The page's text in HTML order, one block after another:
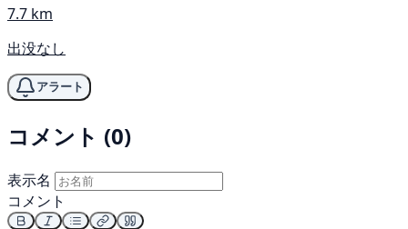
7.7 km
出没なし
アラート
コメント (0)
表示名
コメント